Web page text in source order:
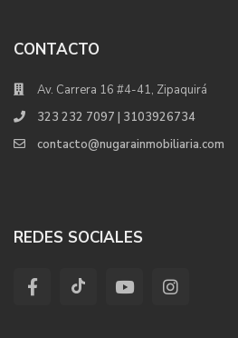
CONTACTO
Av. Carrera 16 #4-41, Zipaquirá
323 232 7097 | 3103926734
contacto@nugarainmobiliaria.com
REDES SOCIALES